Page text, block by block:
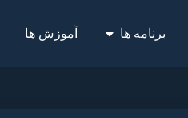
برنامه ها آموزش ها